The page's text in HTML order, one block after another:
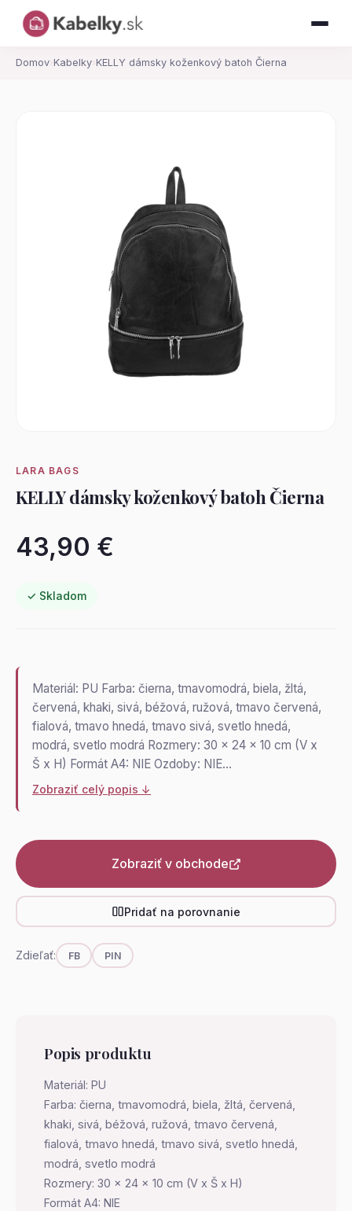
Domov› Kabelky› KELLY dámsky koženkový batoh Čierna
LARA BAGS
KELLY dámsky koženkový batoh Čierna
43,90 €
✓ Skladom
Materiál: PU Farba: čierna, tmavomodrá, biela, žltá,
červená, khaki, sivá, béžová, ružová, tmavo červená,
fialová, tmavo hnedá, tmavo sivá, svetlo hnedá,
modrá, svetlo modrá Rozmery: 30 x 24 x 10 cm (V x
Š x H) Formát A4: NIE Ozdoby: NIE…
Zobraziť celý popis ↓
Zobraziť v obchode
Pridať na porovnanie
Zdieľať: FB PIN
Popis produktu
Materiál: PU
Farba: čierna, tmavomodrá, biela, žltá, červená,
khaki, sivá, béžová, ružová, tmavo červená,
fialová, tmavo hnedá, tmavo sivá, svetlo hnedá,
modrá, svetlo modrá
Rozmery: 30 x 24 x 10 cm (V x Š x H)
Formát A4: NIE